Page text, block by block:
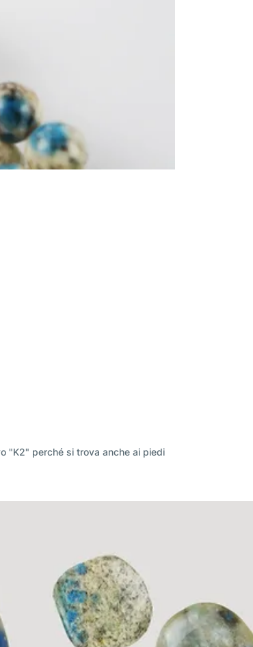
"K2" perché si trova anche ai piedi